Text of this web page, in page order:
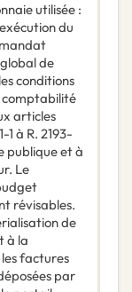
utilisée :
du
de
conditions
comptabilité
articles
1 à R. 2193-
publique et à
Le
révisables.
de
à la
factures
par